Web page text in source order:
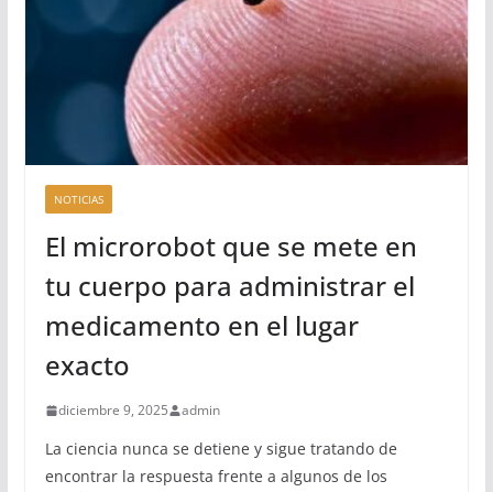
NOTICIAS
El microrobot que se mete en
tu cuerpo para administrar el
medicamento en el lugar
exacto
diciembre 9, 2025 admin
La ciencia nunca se detiene y sigue tratando de
encontrar la respuesta frente a algunos de los